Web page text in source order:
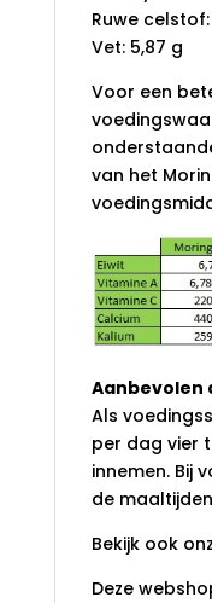
Ruwe
Vet: 5,87 g
Voor een
van het
Aanbevolen
Als
per dag vier
innemen. Bij
de
Bekijk ook
Deze